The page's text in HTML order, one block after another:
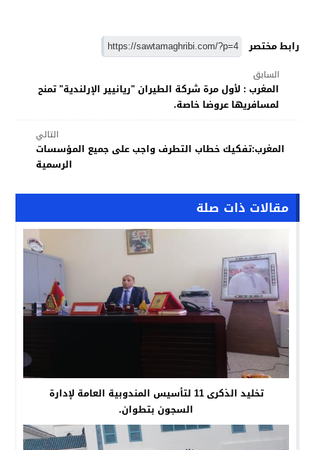
رابط مختصر
السابق
المغرب : لأول مرة شركة الطيران "ريانيير الإرلندية" تمنح
لمسافريها عروضا خاصة.
التالي
المغرب:تفكيك خطاب التطرف واجب على جميع المؤسسات
الرسمية
مقالات ذات صلة
تخليد الذكرى 11 لتأسيس المندوبية العامة لإدارة
السجون بتطوان.